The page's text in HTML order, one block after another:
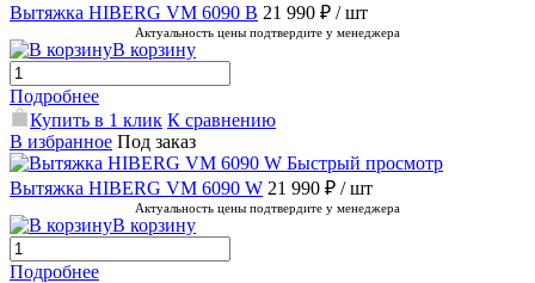
Вытяжка HIBERG VM 6090 B 21 990 ₽ / шт
Актуальность цены подтвердите у менеджера
В корзину
Подробнее
Купить в 1 клик К сравнению
В избранное Под заказ
Быстрый просмотр
Вытяжка HIBERG VM 6090 W 21 990 ₽ / шт
Актуальность цены подтвердите у менеджера
В корзину
Подробнее